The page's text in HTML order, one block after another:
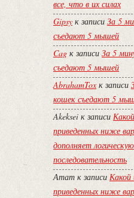
все, что в их силах
Gipsy к записи За 5
съедают 5 мышей
Cag к записи За 5
съедают 5 мышей
AbrahamToxк записи
кошек съедают 5
Akeksei к записи
приведенных ниже
дополняет логическую
последовательность
Атат к записи Какой
приведенных ниже